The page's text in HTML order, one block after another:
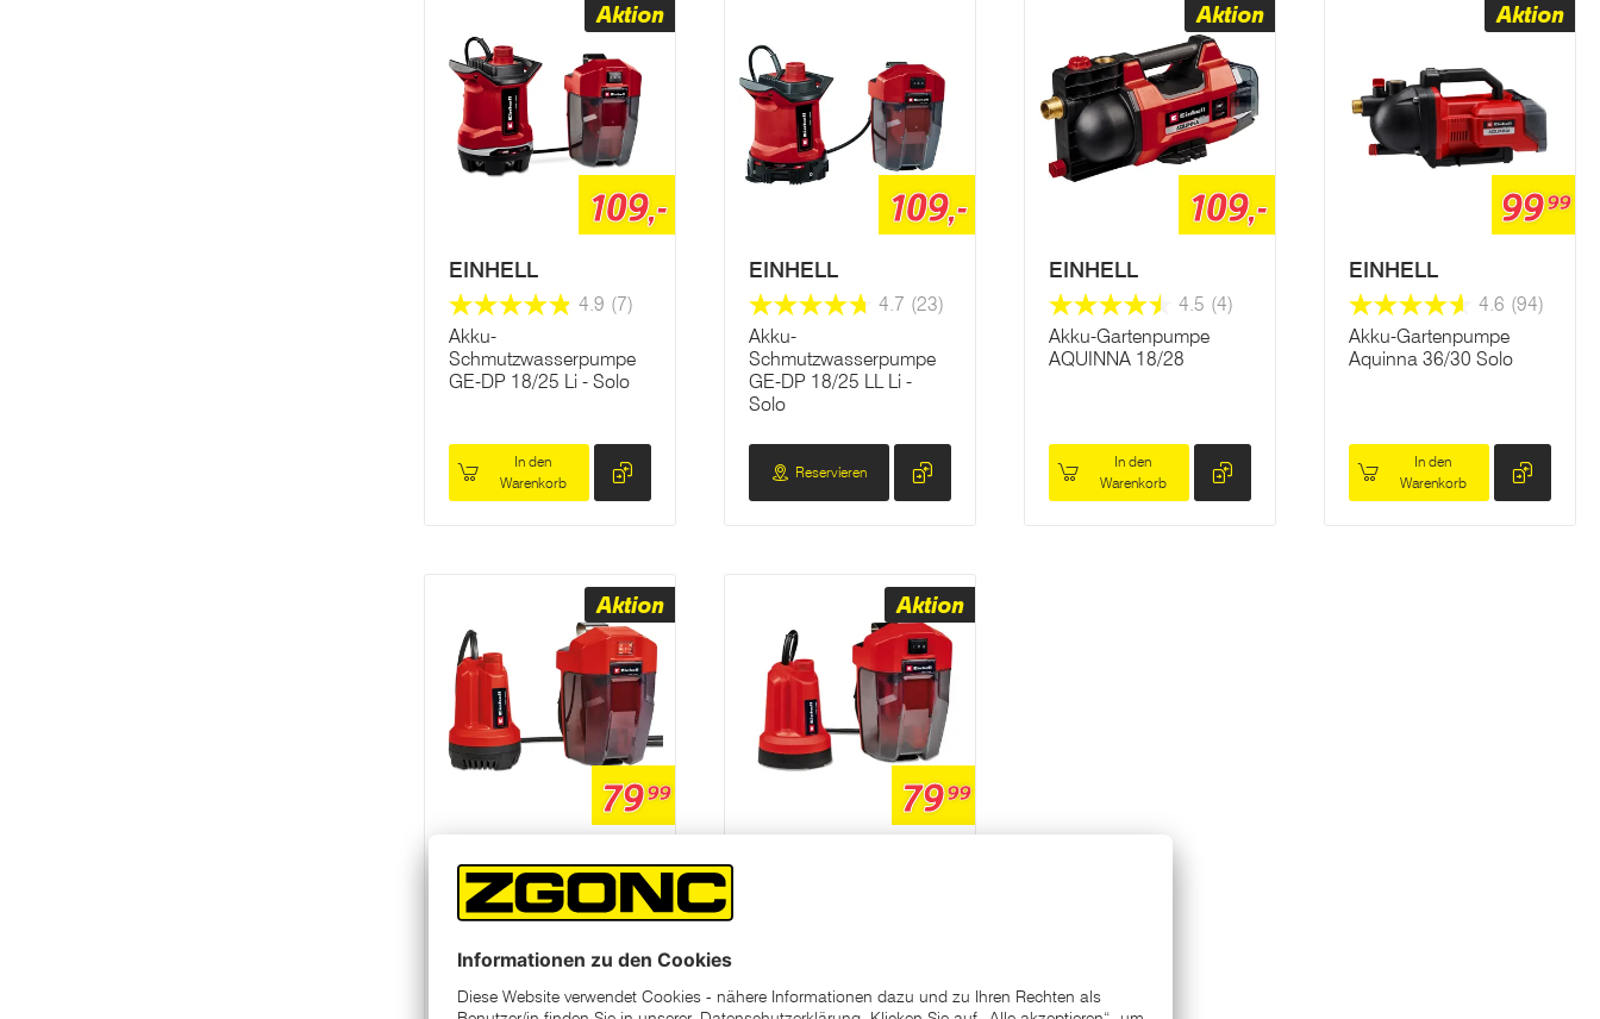
Aktion
109,-
EINHELL
4.9 (7)
Akku-
Schmutzwasserpumpe
GE-DP 18/25 Li - Solo
In den
Warenkorb
109,-
EINHELL
4.7 (23)
Akku-
Schmutzwasserpumpe
GE-DP 18/25 LL Li -
Solo
Reservieren
Aktion
109,-
EINHELL
4.5 (4)
Akku-Gartenpumpe
AQUINNA 18/28
In den
Warenkorb
Aktion
99 99
EINHELL
4.6 (94)
Akku-Gartenpumpe
Aquinna 36/30 Solo
In den
Warenkorb
Aktion
79 99
EINHELL
4.7
(34)
Akku-Tauchpumpe GE-
SP 18 Li-Solo, Power X-
Change
Aktion
79 99